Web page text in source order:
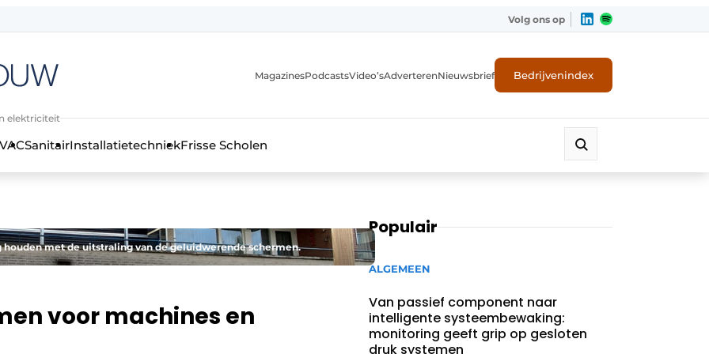
Volg ons op
elektriciteit
MagazinesPodcastsVideo’sAdverterenNieuwsbrief Bedrijvenindex
SanitairInstallatietechniekFrisse Scholen
met de uitstraling van de geluidwerende schermen.
voor machines en
Populair
ALGEMEEN
Van passief component naar
intelligente systeembewaking:
monitoring geeft grip op gesloten
druk systemen